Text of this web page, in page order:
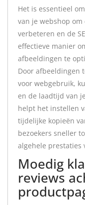
Het is essentieel
van je webshop
verbeteren en de
effectieve manier
afbeeldingen te
Door afbeeldingen
voor webgebruik,
en de laadtijd van
helpt het instellen
tijdelijke kopieën
bezoekers sneller
algehele prestaties
Moedig
reviews